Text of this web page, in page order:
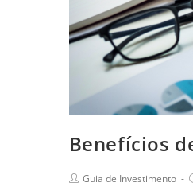
Benefícios
Guia de Investimento